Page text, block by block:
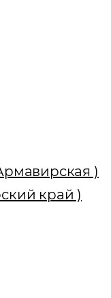
)
край )